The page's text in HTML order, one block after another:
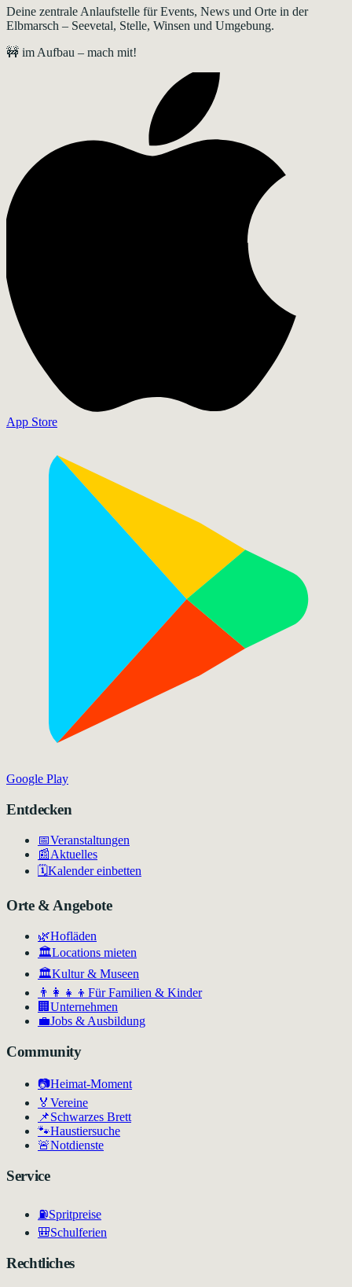
Deine zentrale Anlaufstelle für Events, News und Orte in der
Elbmarsch – Seevetal, Stelle, Winsen und Umgebung.
🚧 im Aufbau – mach mit!
App Store
Google Play
Entdecken
📅Veranstaltungen
📰Aktuelles
🗓️Kalender einbetten
Orte & Angebote
🌿Hofläden
🏛️Locations mieten
🏛Kultur & Museen
👨‍👩‍👧‍👦 Für Familien & Kinder
🏢 Unternehmen
💼Jobs & Ausbildung
Community
📷Heimat-Moment
🏅 Vereine
📌Schwarzes Brett
🐾Haustiersuche
🚨Notdienste
Service
⛽Spritpreise
🎒Schulferien
Rechtliches